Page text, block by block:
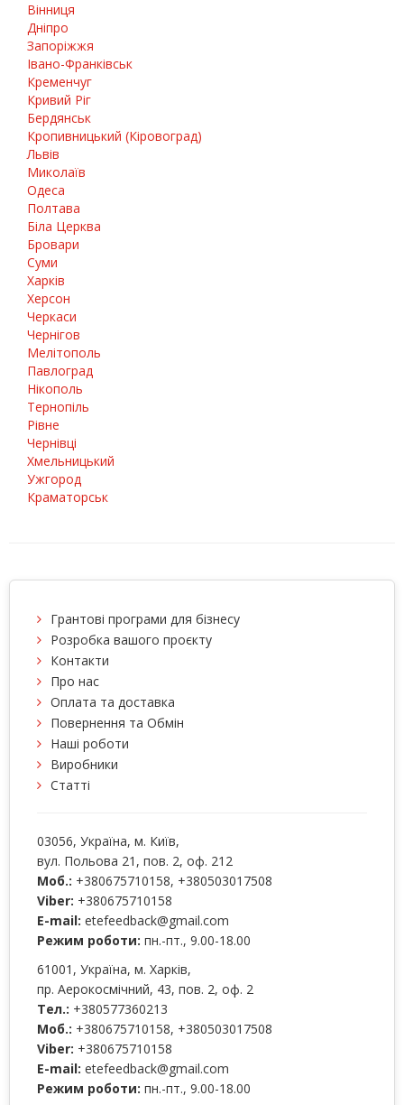
Вінниця
Дніпро
Запоріжжя
Івано-Франківськ
Кременчуг
Кривий Ріг
Бердянськ
Кропивницький (Кіровоград)
Львів
Миколаїв
Одеса
Полтава
Біла Церква
Бровари
Суми
Харків
Херсон
Черкаси
Чернігов
Мелітополь
Павлоград
Нікополь
Тернопіль
Рівне
Чернівці
Хмельницький
Ужгород
Краматорськ
Грантові програми для бізнесу
Розробка вашого проєкту
Контакти
Про нас
Оплата та доставка
Повернення та Обмін
Наші роботи
Виробники
Статті
03056, Україна, м. Київ,
вул. Польова 21, пов. 2, оф. 212
Моб.: +380675710158, +380503017508
Viber: +380675710158
E-mail: etefeedback@gmail.com
Режим роботи: пн.-пт., 9.00-18.00
61001 , Україна, м. Харків,
пр. Аерокосмічний, 43, пов. 2, оф. 2
Тел.: +380577360213
Моб.: +380675710158, +380503017508
Viber: +380675710158
E-mail: etefeedback@gmail.com
Режим роботи: пн.-пт., 9.00-18.00